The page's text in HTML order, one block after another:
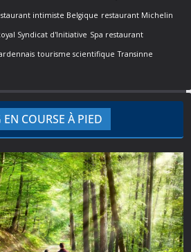
intimiste Belgique restaurant Michelin
Syndicat d'Initiative Spa restaurant
tourisme scientifique Transinne
COURSE À PIED